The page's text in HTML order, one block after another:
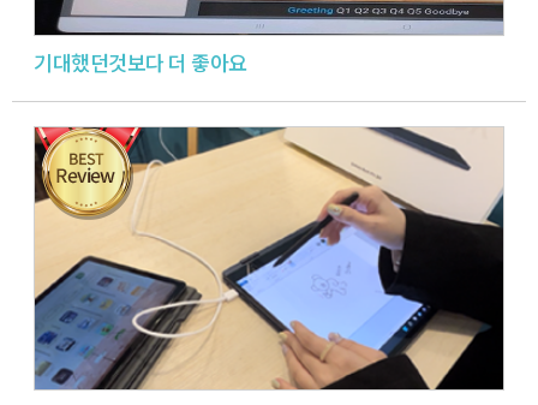
기대했던것보다 더 좋아요